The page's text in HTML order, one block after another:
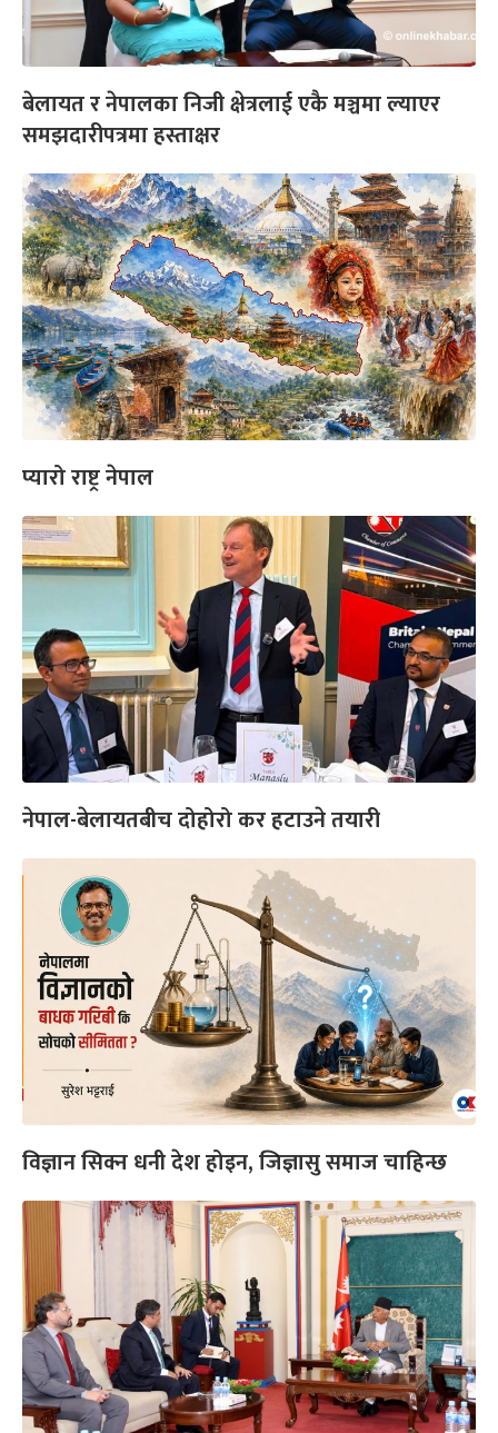
बेलायत र नेपालका निजी क्षेत्रलाई एकै मञ्चमा ल्याएर
समझदारीपत्रमा हस्ताक्षर
प्यारो राष्ट्र नेपाल
नेपाल-बेलायतबीच दोहोरो कर हटाउने तयारी
विज्ञान सिक्न धनी देश होइन, जिज्ञासु समाज चाहिन्छ